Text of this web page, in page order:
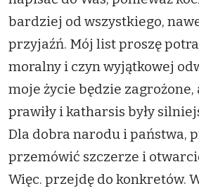
bardziej od wszystkiego,
przyjaźń. Mój list proszę
moralny i czyn wyjątkowej
moje życie będzie
prawiły i katharsis były
Dla dobra narodu i państwa,
przemówić szczerze i
Więc. przejdę do konkretów.